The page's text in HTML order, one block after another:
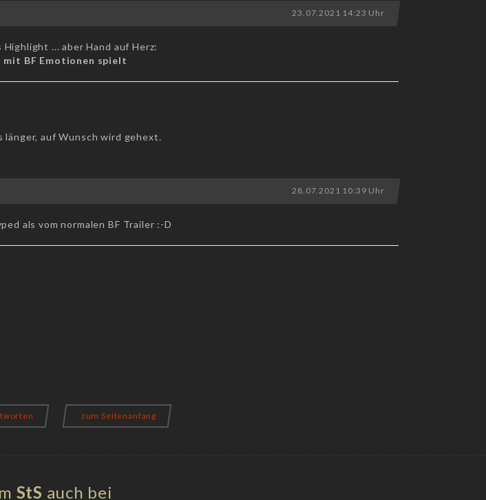
23.07.2021 14:23 Uhr
... aber Hand auf Herz:
mit BF Emotionen spielt
auf Wunsch wird gehext.
28.07.2021 10:39 Uhr
als vom normalen BF Trailer :-D
zum Seitenanfang
StS auch bei